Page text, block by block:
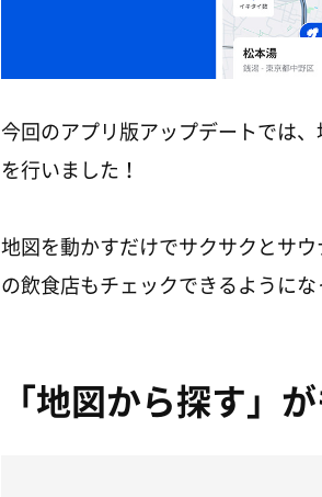
今回のアプリ版アップデートでは
を行いました！
地図を動かすだけでサクサクとサ
の飲食店もチェックできるようにな
「地図から探す」